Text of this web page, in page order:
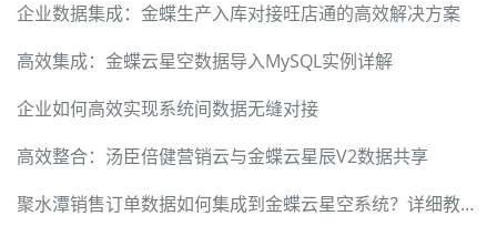
企业数据集成：金蝶生产入库对接旺店通的高效解决方案
高效集成：金蝶云星空数据导入MySQL实例详解
企业如何高效实现系统间数据无缝对接
高效整合：汤臣倍健营销云与金蝶云星辰V2数据共享
聚水潭销售订单数据如何集成到金蝶云星空系统？详细教程来啦！